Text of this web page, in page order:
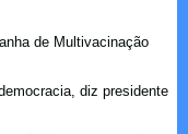
de Multivacinação
diz presidente